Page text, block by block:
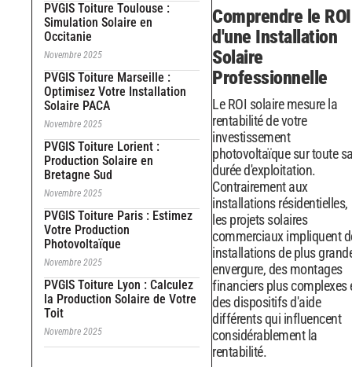
PVGIS Toiture Toulouse :
Simulation Solaire en
Occitanie
Novembre 2025
PVGIS Toiture Marseille :
Optimisez Votre Installation
Solaire PACA
Novembre 2025
PVGIS Toiture Lorient :
Production Solaire en
Bretagne Sud
Novembre 2025
PVGIS Toiture Paris : Estimez
Votre Production
Photovoltaïque
Novembre 2025
PVGIS Toiture Lyon : Calculez
la Production Solaire de Votre
Toit
Novembre 2025
Comprendre le ROI
d'une Installation
Solaire
Professionnelle
Le ROI solaire mesure la
rentabilité de votre
investissement
photovoltaïque sur toute
durée d'exploitation.
Contrairement aux
installations résidentielles,
les projets solaires
commerciaux impliquent
installations de plus
envergure, des montages
financiers plus complexes
des dispositifs d'aide
différents qui influencent
considérablement la
rentabilité.